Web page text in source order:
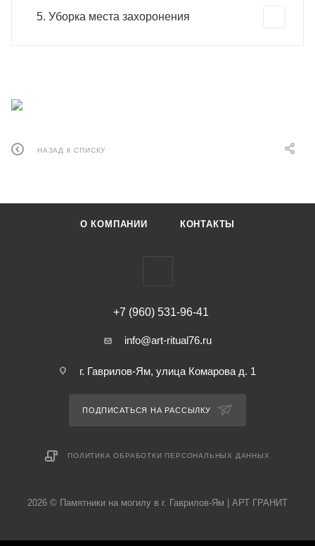
5. Уборка места захоронения
НАЗАД К СПИСКУ
О КОМПАНИИ КОНТАКТЫ
+7 (960) 531-96-41
info@art-ritual76.ru
г. Гаврилов-Ям, улица Комарова д. 1
ПОДПИСАТЬСЯ НА РАССЫЛКУ
ПОЛИТИКА ОБРАБОТКИ ПЕРСОНАЛЬНЫХ ДАННЫХ
2026 © Памятники на могилу в г. Гаврилов-Ям | АРТ ГРАНИТ